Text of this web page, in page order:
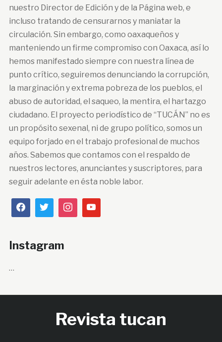
nuestro Director de Edición y de la Página web, e
incluso tratando de censurarnos y maniatar la
circulación. Sin embargo, como oaxaqueños y
manteniendo un firme compromiso con Oaxaca, así lo
hemos manifestado siempre con nuestra línea de
punto crítico, seguiremos denunciando la corrupción,
la marginación y extrema pobreza de los pueblos, el
abuso de autoridad, el saqueo, la mentira, el hartazgo
ciudadano. El proyecto periodístico de “TUCÁN” no es
un propósito sexenal, ni de grupo político, somos un
equipo forjado en el trabajo profesional de muchos
años. Sabemos que contamos con el respaldo de
nuestros lectores, anunciantes y suscriptores, para
seguir adelante en ésta noble labor.
Instagram
…
Revista tucan